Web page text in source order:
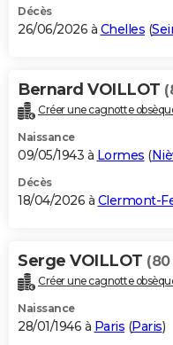
BONS PLANS
Carte de Noël
Carte Bonne année
Carte Saint-Valentin
Carte Pâques
Carte d'anniversaire
DICTIONNAIRE
Dictionnaire
Biographies
Citations
Expressions
Proverbes
PROGRAMME TV
S'inscrire
Se connecter
Lycées
Collèges
Primaires
Universités
Entreprises
Service militaire
Avis de recherche
AVIS DE DÉCÈS
Bricolage
Lifestyle
Culture
Sport
Auto
Television
Voyage
Cinema
Décès
26/06/2026 à Chelles (
Bernard VOILLOT
Créer une cagnotte
Naissance
09/05/1943 à Lormes (
Décès
18/04/2026 à Clermont-
Serge VOILLOT (80
Créer une cagnotte
Naissance
28/01/1946 à Paris (Paris)